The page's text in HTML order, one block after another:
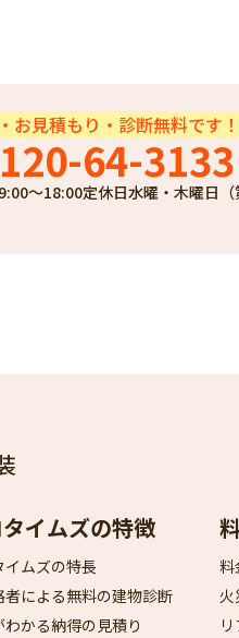
お見積もり・診断無料です！
64-3133
～18:00定休日水曜・木曜日（
イムズの特徴
イムズの特長
者による無料の建物診断
わかる納得の見積り
料